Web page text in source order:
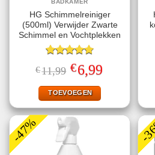
BADKAMER
HG Schimmelreiniger
(500ml) Verwijder Zwarte
Schimmel en Vochtplekken
Gewaardeerd
4.80uit 5
€11,99 Oorspronkelijke
prijs
was:
€11,99.
€6,99Huidige
prijs
TOEVOEGEN
-47% -